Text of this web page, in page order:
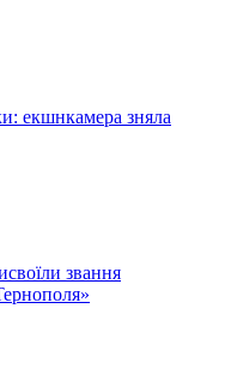
екшнкамера зняла
звання